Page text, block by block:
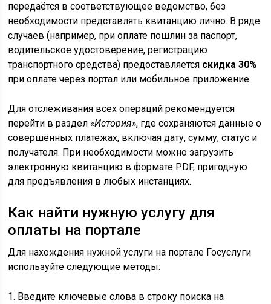
передаётся в соответствующее ведомство, без
необходимости представлять квитанцию лично. В ряде
случаев (например, при оплате пошлин за паспорт,
водительское удостоверение, регистрацию
транспортного средства) предоставляется скидка 30%
при оплате через портал или мобильное приложение.
Для отслеживания всех операций рекомендуется
перейти в раздел«История», где сохраняются данные о
совершённых платежах, включая дату, сумму, статус и
получателя. При необходимости можно загрузить
электронную квитанцию в формате PDF, пригодную
для предъявления в любых инстанциях.
Как найти нужную услугу для
оплаты на портале
Для нахождения нужной услуги на портале Госуслуги
используйте следующие методы:
1. Введите ключевые слова в строку поиска на